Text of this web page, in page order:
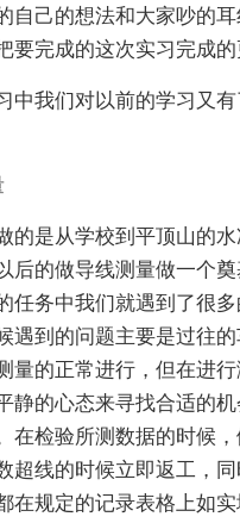
自己的想法和大家吵的
要完成的这次实习完成的
我们对以前的学习又有
是从学校到平顶山的水
后的做导线测量做一个奠
任务中我们就遇到了很
遇到的问题主要是过往
量的正常进行，但在进
静的心态来寻找合适的
在检验所测数据的时候
超线的时候立即返工，
在规定的记录表格上如实